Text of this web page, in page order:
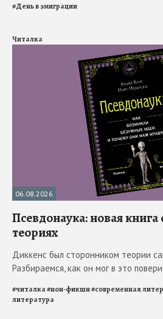
#День в эмиграции
Читалка
06.08.2026
Псевдонаука: новая
теориях
Диккенс был сторонником теории
Разбираемся, как он мог в это
#читалка#нон-фикшн#современная
литература